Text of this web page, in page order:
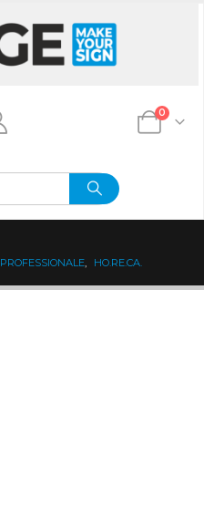
0
PROFESSIONALE HO.RE.CA.